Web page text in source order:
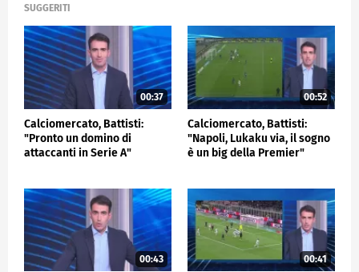
SUGGERITI
00:37
Calciomercato, Battisti:
"Pronto un domino di
attaccanti in Serie A"
00:52
Calciomercato, Battisti:
"Napoli, Lukaku via, il sogno
è un big della Premier"
00:43 00:41